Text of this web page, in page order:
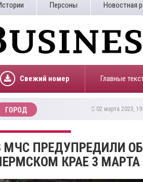
Персоны Новостная
Свежий номер Главные
ГОРОД 02 марта 2023,
МЧС ПРЕДУПРЕДИЛИ
КРАЕ 3 МАРТА